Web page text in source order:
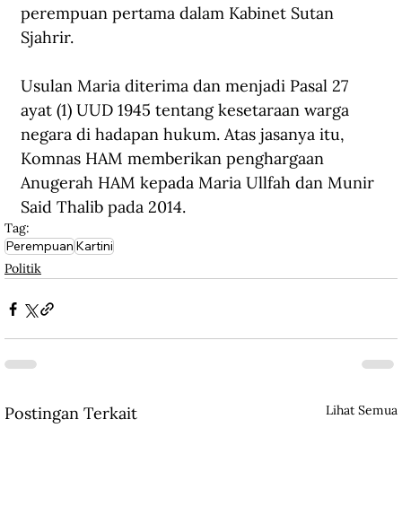
perempuan pertama dalam Kabinet Sutan
Sjahrir.
Usulan Maria diterima dan menjadi Pasal 27
ayat (1) UUD 1945 tentang kesetaraan warga
negara di hadapan hukum. Atas jasanya itu,
Komnas HAM memberikan penghargaan
Anugerah HAM kepada Maria Ullfah dan Munir
Said Thalib pada 2014.
Tag:
PerempuanKartini
Politik
Postingan Terkait Lihat Semua